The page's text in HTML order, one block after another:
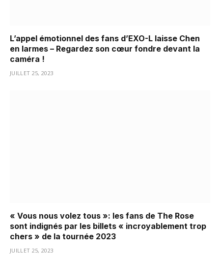
L’appel émotionnel des fans d’EXO-L laisse Chen
en larmes – Regardez son cœur fondre devant la
caméra !
JUILLET 25, 2023
« Vous nous volez tous »: les fans de The Rose
sont indignés par les billets « incroyablement trop
chers » de la tournée 2023
JUILLET 25, 2023